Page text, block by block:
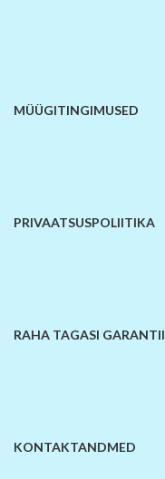
MÜÜGITINGIMUSED
PRIVAATSUSPOLIITIKA
RAHA TAGASI GARANTII
KONTAKTANDMED